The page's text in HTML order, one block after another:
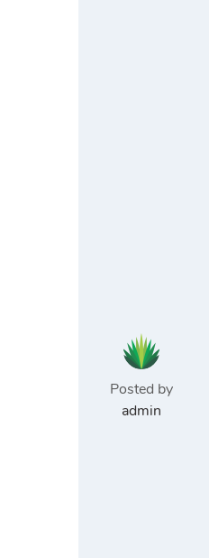
Posted by
admin